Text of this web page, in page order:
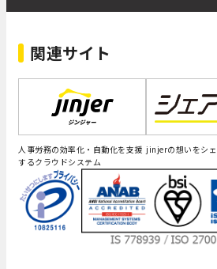
関連サイト
人事労務の効率化・自動化を支援
するクラウドシステム
jinjerの想いをシ